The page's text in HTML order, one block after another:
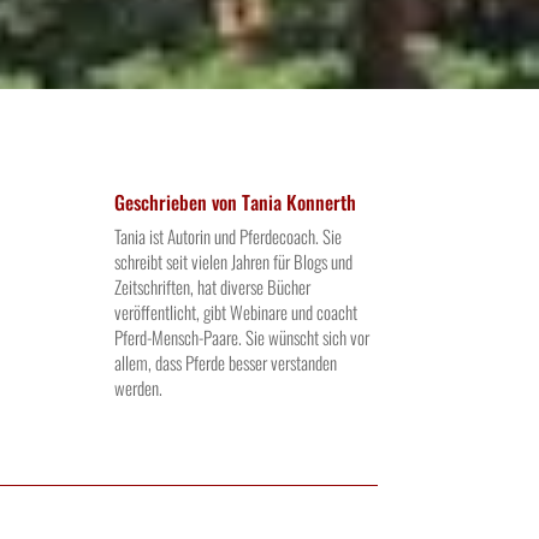
Geschrieben vonTania Konnerth
Tania ist Autorin und Pferdecoach. Sie
schreibt seit vielen Jahren für Blogs und
Zeitschriften, hat diverse Bücher
veröffentlicht, gibt Webinare und coacht
Pferd-Mensch-Paare. Sie wünscht sich vor
allem, dass Pferde besser verstanden
werden.